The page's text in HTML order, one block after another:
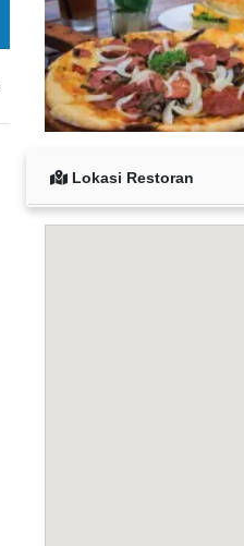
Lokasi Restoran